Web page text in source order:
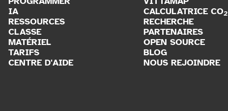
IA
RESSOURCES
CLASSE
MATÉRIEL
TARIFS
CENTRE D'AIDE
CALCULATRICE CO2
RECHERCHE
PARTENAIRES
OPEN SOURCE
BLOG
NOUS REJOINDRE